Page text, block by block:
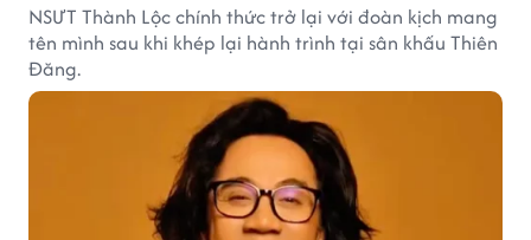
NSƯT Thành Lộc chính thức trở lại với đoàn kịch mang
tên mình sau khi khép lại hành trình tại sân khấu Thiên
Đăng.